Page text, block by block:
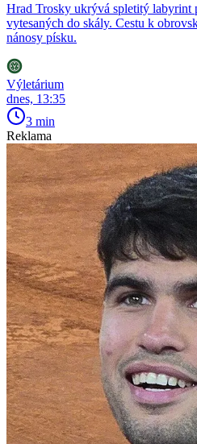
Hrad Trosky ukrývá spletitý labyrint
vytesaných do skály. Cestu k
nánosy písku.
Výletárium
dnes, 13:35
3 min
Reklama